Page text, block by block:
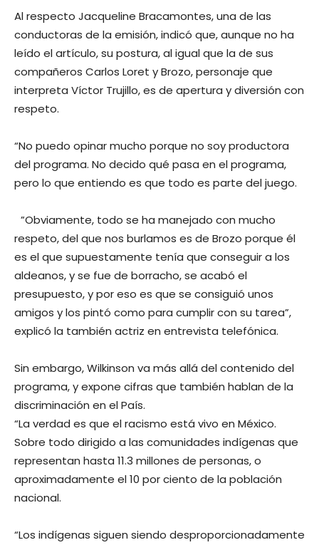
Al respecto Jacqueline Bracamontes, una de las
conductoras de la emisión, indicó que, aunque no ha
leído el artículo, su postura, al igual que la de sus
compañeros Carlos Loret y Brozo, personaje que
interpreta Víctor Trujillo, es de apertura y diversión con
respeto.
“No puedo opinar mucho porque no soy productora
del programa. No decido qué pasa en el programa,
pero lo que entiendo es que todo es parte del juego.
”Obviamente, todo se ha manejado con mucho
respeto, del que nos burlamos es de Brozo porque él
es el que supuestamente tenía que conseguir a los
aldeanos, y se fue de borracho, se acabó el
presupuesto, y por eso es que se consiguió unos
amigos y los pintó como para cumplir con su tarea”,
explicó la también actriz en entrevista telefónica.
Sin embargo, Wilkinson va más allá del contenido del
programa, y expone cifras que también hablan de la
discriminación en el País.
“La verdad es que el racismo está vivo en México.
Sobre todo dirigido a las comunidades indígenas que
representan hasta 11.3 millones de personas, o
aproximadamente el 10 por ciento de la población
nacional.
“Los indígenas siguen siendo desproporcionadamente